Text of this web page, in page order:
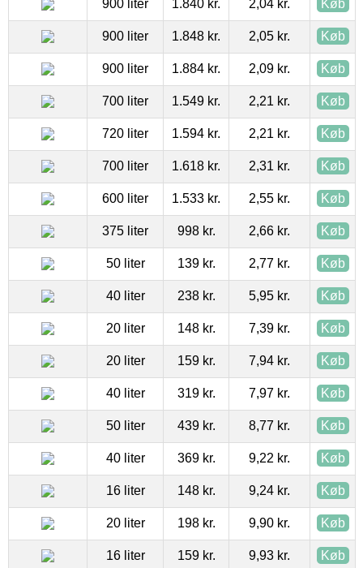
900 liter 1.840 kr. 2,04 kr. Køb
900 liter 1.848 kr. 2,05 kr. Køb
900 liter 1.884 kr. 2,09 kr. Køb
700 liter 1.549 kr. 2,21 kr. Køb
720 liter 1.594 kr. 2,21 kr. Køb
700 liter 1.618 kr. 2,31 kr. Køb
600 liter 1.533 kr. 2,55 kr. Køb
375 liter 998 kr. 2,66 kr. Køb
50 liter 139 kr. 2,77 kr. Køb
40 liter 238 kr. 5,95 kr. Køb
20 liter 148 kr. 7,39 kr. Køb
20 liter 159 kr. 7,94 kr. Køb
40 liter 319 kr. 7,97 kr. Køb
50 liter 439 kr. 8,77 kr. Køb
40 liter 369 kr. 9,22 kr. Køb
16 liter 148 kr. 9,24 kr. Køb
20 liter 198 kr. 9,90 kr. Køb
16 liter 159 kr. 9,93 kr. Køb